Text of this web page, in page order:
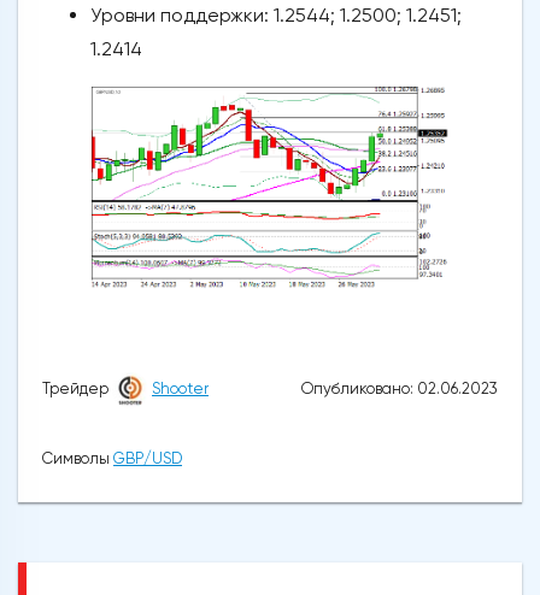
Уровни поддержки: 1.2544; 1.2500; 1.2451;
1.2414
Трейдер Shooter Опубликовано: 02.06.2023
Символы GBP/USD